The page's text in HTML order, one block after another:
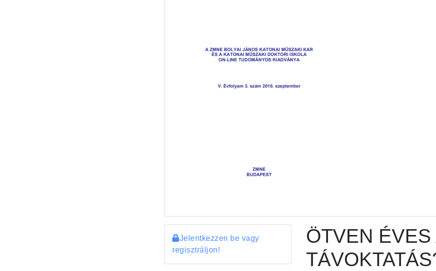
Jelentkezzen be vagy
regisztráljon!
ÖTVEN ÉVES